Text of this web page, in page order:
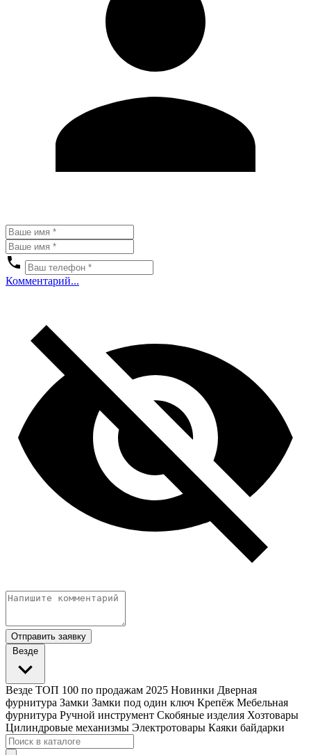
Комментарий...
Отправить заявку
Везде
Везде ТОП 100 по продажам 2025 Новинки Дверная
фурнитура Замки Замки под один ключ Крепёж Мебельная
фурнитура Ручной инструмент Скобяные изделия Хозтовары
Цилиндровые механизмы Электротовары Каяки байдарки